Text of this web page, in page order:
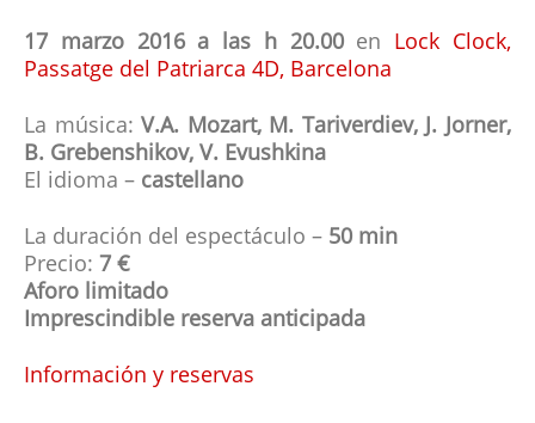
17 marzo 2016 a las h 20.00en
Lock Clock,
Passatge del Patriarca 4D, Barcelona
La música:V.A. Mozart, M. Tariverdiev, J. Jorner,
B. Grebenshikov, V. Evushkina
El idioma – castellano
La duración del espectáculo – 50 min
Precio: 7 €
Aforo limitado
Imprescindible reserva anticipada
Información y reservas